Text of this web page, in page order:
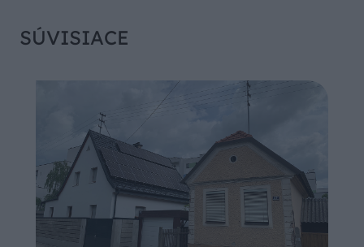
SÚVISIACE